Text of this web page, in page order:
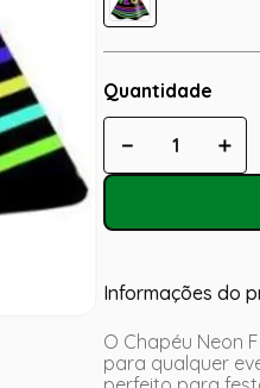
Quantidade
＋
－
Informações do
O Chapéu Neon
para qualquer